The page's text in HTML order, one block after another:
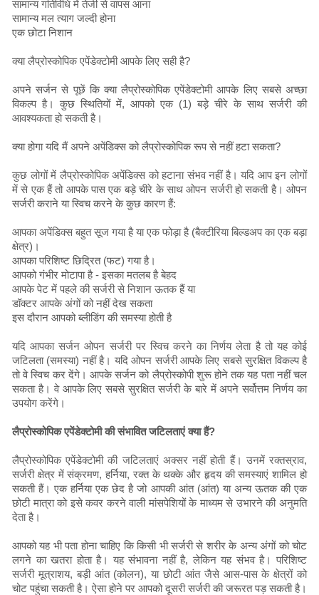
सामान्य गतिविधि में तेजी से वापस आना
सामान्य मल त्याग जल्दी होना
एक छोटा निशान
क्या लैप्रोस्कोपिक एपेंडेक्टोमी आपके लिए सही है?
अपने सर्जन से पूछें कि क्या लैप्रोस्कोपिक एपेंडेक्टोमी आपके लिए सबसे अच्छा
विकल्प है। कुछ स्थितियों में, आपको एक (1) बड़े चीरे के साथ सर्जरी की
आवश्यकता हो सकती है।
क्या होगा यदि मैं अपने अपेंडिक्स को लैप्रोस्कोपिक रूप से नहीं हटा सकता?
कुछ लोगों में लैप्रोस्कोपिक अपेंडिक्स को हटाना संभव नहीं है। यदि आप इन लोगों
में से एक हैं तो आपके पास एक बड़े चीरे के साथ ओपन सर्जरी हो सकती है। ओपन
सर्जरी कराने या स्विच करने के कुछ कारण हैं:
आपका अपेंडिक्स बहुत सूज गया है या एक फोड़ा है (बैक्टीरिया बिल्डअप का एक बड़ा
क्षेत्र)।
आपका परिशिष्ट छिद्रित (फट) गया है।
आपको गंभीर मोटापा है - इसका मतलब है बेहद
आपके पेट में पहले की सर्जरी से निशान ऊतक हैं या
डॉक्टर आपके अंगों को नहीं देख सकता
इस दौरान आपको ब्लीडिंग की समस्या होती है
यदि आपका सर्जन ओपन सर्जरी पर स्विच करने का निर्णय लेता है तो यह कोई
जटिलता (समस्या) नहीं है। यदि ओपन सर्जरी आपके लिए सबसे सुरक्षित विकल्प है
तो वे स्विच कर देंगे। आपके सर्जन को लैप्रोस्कोपी शुरू होने तक यह पता नहीं चल
सकता है। वे आपके लिए सबसे सुरक्षित सर्जरी के बारे में अपने सर्वोत्तम निर्णय का
उपयोग करेंगे।
लैप्रोस्कोपिक एपेंडेक्टोमी की संभावित जटिलताएं क्या हैं?
लैप्रोस्कोपिक एपेंडेक्टोमी की जटिलताएं अक्सर नहीं होती हैं। उनमें रक्तस्राव,
सर्जरी क्षेत्र में संक्रमण, हर्निया, रक्त के थक्के और हृदय की समस्याएं शामिल हो
सकती हैं। एक हर्निया एक छेद है जो आपकी आंत (आंत) या अन्य ऊतक की एक
छोटी मात्रा को इसे कवर करने वाली मांसपेशियों के माध्यम से उभारने की अनुमति
देता है।
आपको यह भी पता होना चाहिए कि किसी भी सर्जरी से शरीर के अन्य अंगों को चोट
लगने का खतरा होता है। यह संभावना नहीं है, लेकिन यह संभव है। परिशिष्ट
सर्जरी मूत्राशय, बड़ी आंत (कोलन), या छोटी आंत जैसे आस-पास के क्षेत्रों को
चोट पहुंचा सकती है। ऐसा होने पर आपको दूसरी सर्जरी की जरूरत पड़ सकती है।